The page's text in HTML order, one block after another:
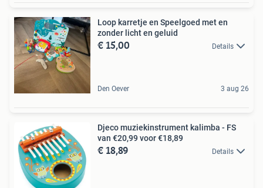
Loop karretje en Speelgoed met en
zonder licht en geluid
€ 15,00 Details
Den Oever 3 aug 26
Djeco muziekinstrument kalimba - FS
van €20,99 voor €18,89
€ 18,89 Details